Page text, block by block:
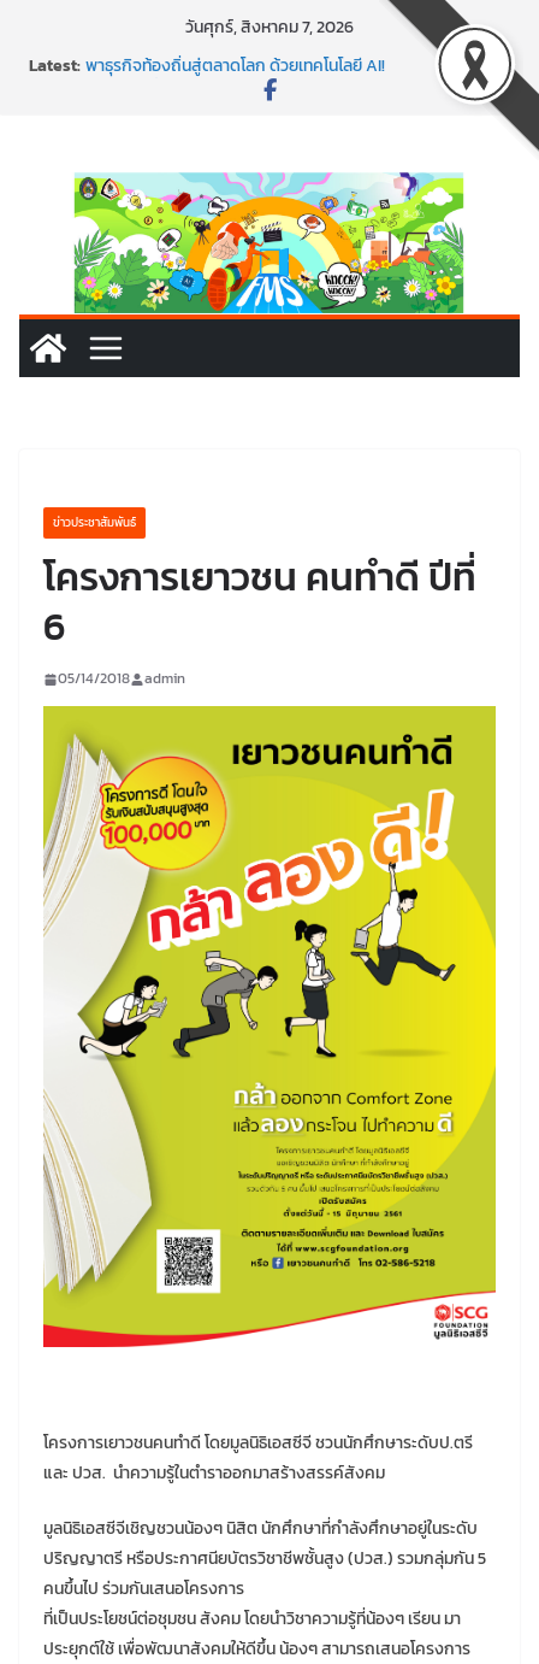
วันศุกร์, สิงหาคม 7, 2026
Latest:พาธุรกิจท้องถิ่นสู่ตลาดโลก ด้วยเทคโนโลยี AI!
SMEs ยุคนี้ ถ้าไม่ใช้ AI ถือว่าพลาดมาก!
พร้อมลุยแล้ว! ปักหมุดโรดแมป AI อัปสกิลธุรกิจให้พุ่งทะยาน
ข่าวประชาสัมพันธ์
โครงการเยาวชน คนทำดี ปีที่
6
05/14/2018 admin
โครงการเยาวชนคนทำดี โดยมูลนิธิเอสซีจี ชวนนักศึกษาระดับป.ตรี
และ ปวส. นำความรู้ในตำราออกมาสร้างสรรค์สังคม
มูลนิธิเอสซีจีเชิญชวนน้องๆ นิสิต นักศึกษาที่กำลังศึกษาอยู่ในระดับ
ปริญญาตรี หรือประกาศนียบัตรวิชาชีพชั้นสูง (ปวส.) รวมกลุ่มกัน 5
คนขึ้นไป ร่วมกันเสนอโครงการ
ที่เป็นประโยชน์ต่อชุมชน สังคม โดยนำวิชาความรู้ที่น้องๆ เรียน มา
ประยุกต์ใช้ เพื่อพัฒนาสังคมให้ดีขึ้น น้องๆ สามารถเสนอโครงการ